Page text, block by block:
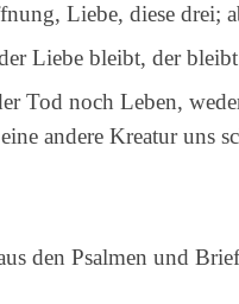
Liebe, diese
Liebe bleibt, der
Tod noch Leben,
andere Kreatur uns
den Psalmen und